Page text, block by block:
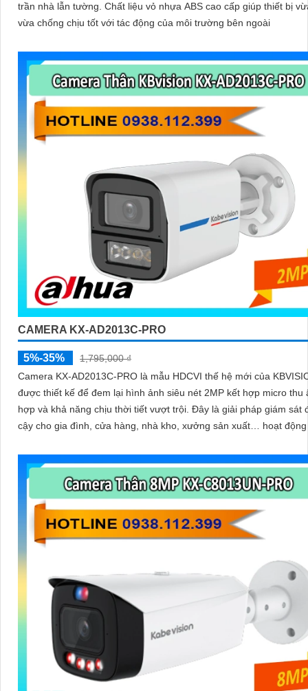
trần nhà lẫn tường. Chất liệu vỏ nhựa ABS cao cấp giúp thiết bị vừa nhẹ,
vừa chống chịu tốt với tác động của môi trường bên ngoài
CAMERA KX-AD2013C-PRO
5%-35%
1,795,000 ₫
Camera KX‑AD2013C‑PRO là mẫu HDCVI thế hệ mới của
được thiết kế để đem lại hình ảnh siêu nét 2MP kết hợp micro thu
hợp và khả năng chịu thời tiết vượt trội. Đây là giải pháp giám sát đáng tin
cậy cho gia đình, cửa hàng, nhà kho, xưởng sản xuất… hoạt